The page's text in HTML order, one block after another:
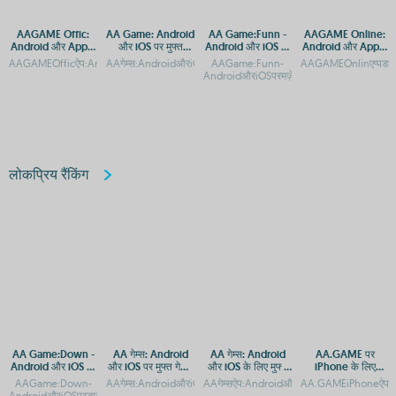
AAGAME Offic:
Android और Apple
के लिए ऐप एक्सेस गाइड
AA Game: Android
और iOS पर मुफ्त
डाउनलोड और एक्सेस
AA Game:Funn -
Android और iOS पर
मज़ेदार गेमिंग अनुभव
AAGame:Funn-
AAGAME Online:
Android और Apple
पर एक्सेस करें, APP
और APK डाउनलोड
लोकप्रिय रैंकिंग
AA Game:Down -
Android और iOS पर
डाउनलोड करें
AAGame:Down-
AA गेम्स: Android
और iOS पर मुफ्त गेमिंग
का आनंद
AA गेम्स: Android
और iOS के लिए मुफ्त
गेमिंग ऐप्स
AA.GAME पर
iPhone के लिए
Android ऐप्स कैसे
डाउनलोड करें